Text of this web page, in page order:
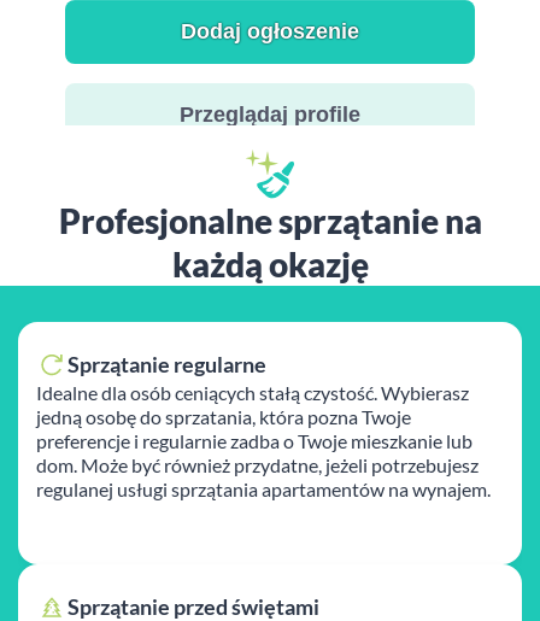
Dodaj ogłoszenie
Przeglądaj profile
Profesjonalne sprzątanie na
każdą okazję
Sprzątanie regularne
Idealne dla osób ceniących stałą czystość. Wybierasz
jedną osobę do sprzatania, która pozna Twoje
preferencje i regularnie zadba o Twoje mieszkanie lub
dom. Może być również przydatne, jeżeli potrzebujesz
regulanej usługi sprzątania apartamentów na wynajem.
Sprzątanie przed świętami